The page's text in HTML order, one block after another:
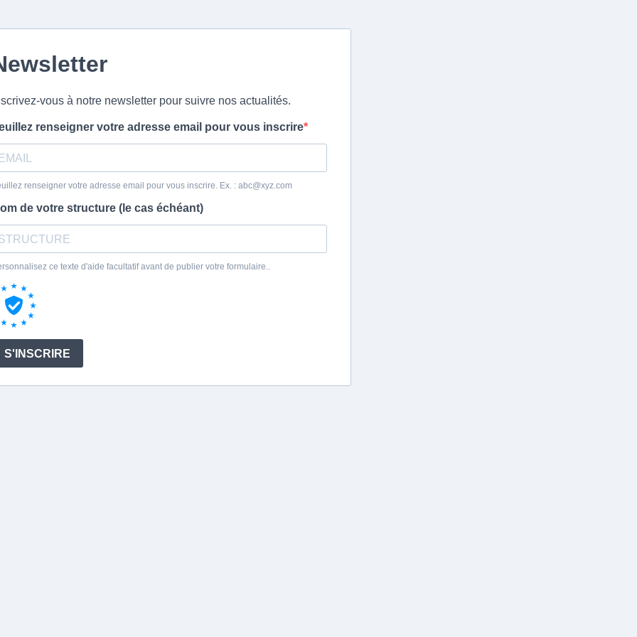
vous à notre newsletter pour suivre nos actualités.
renseigner votre adresse email pour vous inscrire
renseigner votre adresse email pour vous inscrire. Ex. : abc@xyz.com
de votre structure (le cas échéant)
ce texte d'aide facultatif avant de publier votre formulaire..
S'INSCRIRE